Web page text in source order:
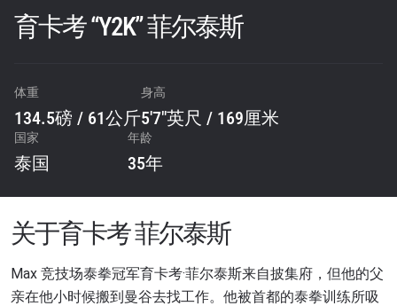
育卡考 “Y2K” 菲尔泰斯
体重
134.5磅 / 61公斤
身高
5'7"英尺 / 169厘米
国家
泰国
年龄
35年
关于育卡考 菲尔泰斯
Max 竞技场泰拳冠军育卡考·菲尔泰斯来自披集府，但他的父
亲在他小时候搬到曼谷去找工作。他被首都的泰拳训练所吸